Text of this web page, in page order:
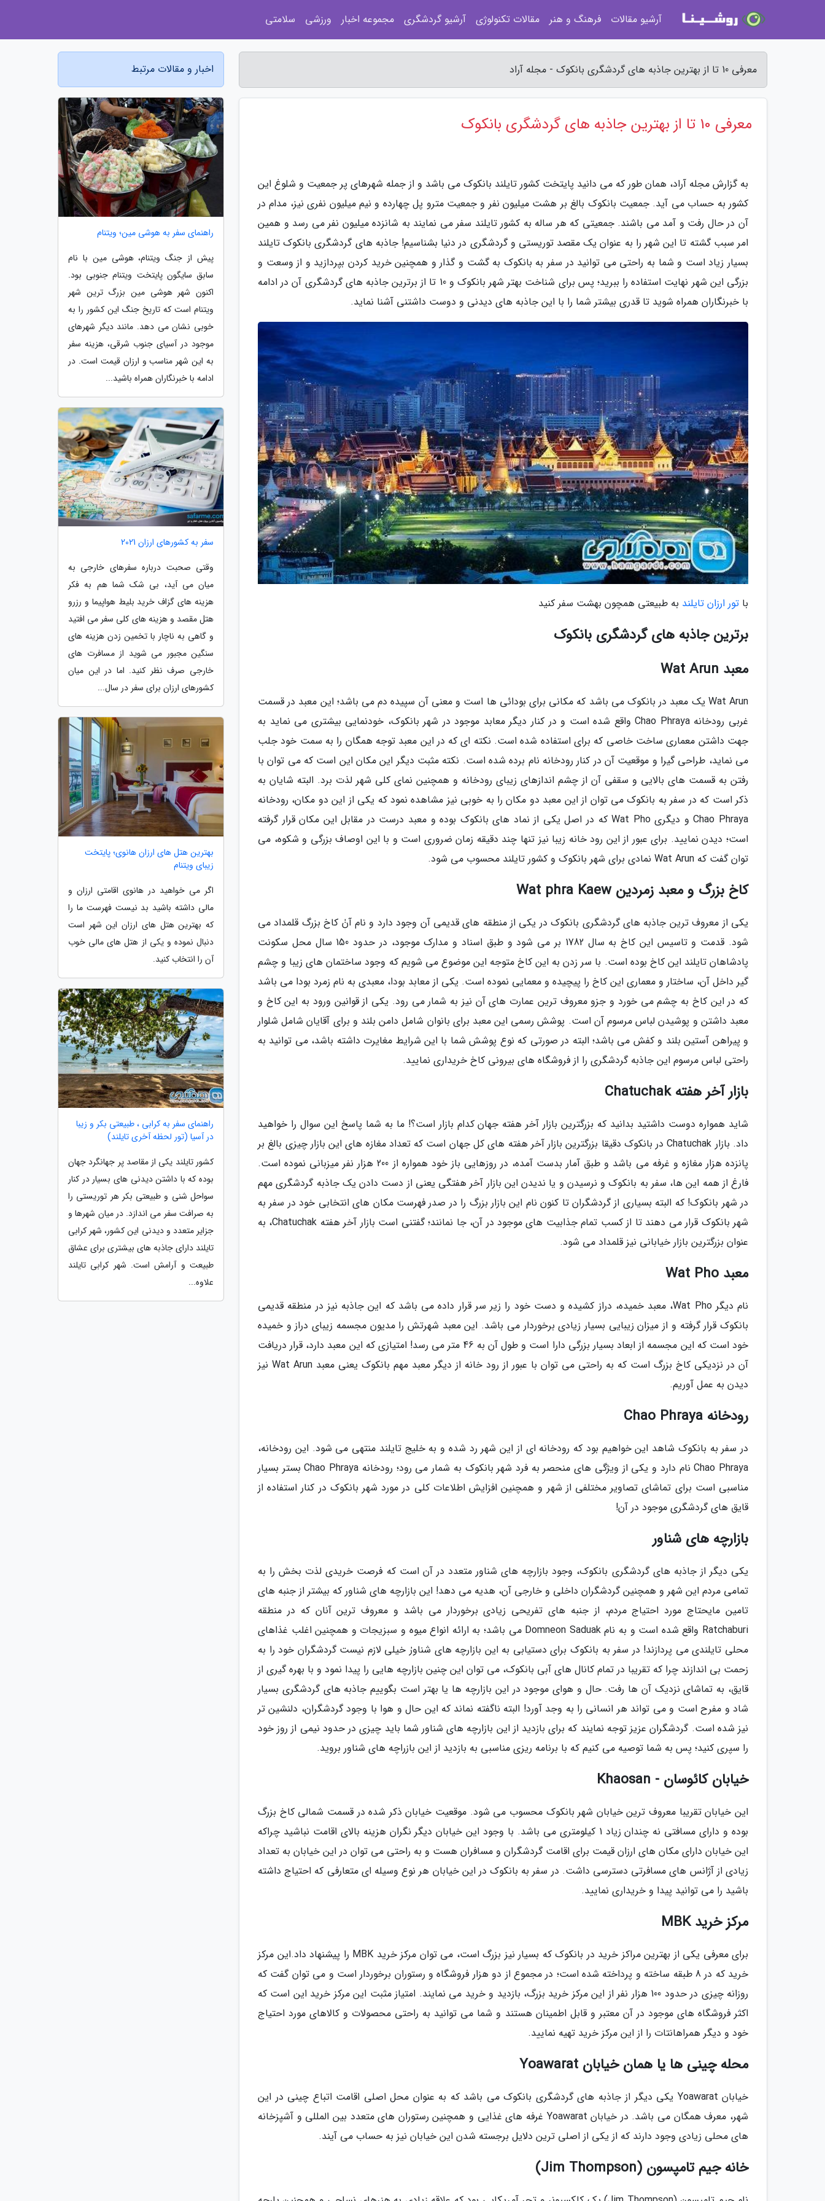
معرفی 10 تا از بهترین جاذبه های گردشگری بانکوک - مجله آراد
معرفی 10 تا از بهترین جاذبه های گردشگری بانکوک
به گزارش مجله آراد، همان طور که می دانید پایتخت کشور تایلند بانکوک می باشد و از جمله شهرهای پر جمعیت و شلوغ این
کشور به حساب می آید. جمعیت بانکوک بالغ بر هشت میلیون نفر و جمعیت مترو پل چهارده و نیم میلیون نفری نیز، مدام در
آن در حال رفت و آمد می باشند. جمعیتی که هر ساله به کشور تایلند سفر می نمایند به شانزده میلیون نفر می رسد و همین
امر سبب گشته تا این شهر را به عنوان یک مقصد توریستی و گردشگری در دنیا بشناسیم! جاذبه های گردشگری بانکوک تایلند
بسیار زیاد است و شما به راحتی می توانید در سفر به بانکوک به گشت و گذار و همچنین خرید کردن بپردازید و از وسعت و
بزرگی این شهر نهایت استفاده را ببرید؛ پس برای شناخت بهتر شهر بانکوک و 10 تا از برترین جاذبه های گردشگری آن در ادامه
با خبرنگاران همراه شوید تا قدری بیشتر شما را با این جاذبه های دیدنی و دوست داشتنی آشنا نماید.
با تور ارزان تایلند به طبیعتی همچون بهشت سفر کنید
برترین جاذبه های گردشگری بانکوک
معبد Wat Arun
Wat Arun یک معبد در بانکوک می باشد که مکانی برای بودائی ها است و معنی آن سپیده دم می باشد؛ این معبد در قسمت
غربی رودخانه Chao Phraya واقع شده است و در کنار دیگر معابد موجود در شهر بانکوک، خودنمایی بیشتری می نماید به
جهت داشتن معماری ساخت خاصی که برای استفاده شده است. نکته ای که در این معبد توجه همگان را به سمت خود جلب
می نماید، طراحی گیرا و موقعیت آن در کنار رودخانه نام برده شده است. نکته مثبت دیگر این مکان این است که می توان با
رفتن به قسمت های بالایی و سقفی آن از چشم اندازهای زیبای رودخانه و همچنین نمای کلی شهر لذت برد. البته شایان به
ذکر است که در سفر به بانکوک می توان از این معبد دو مکان را به خوبی نیز مشاهده نمود که یکی از این دو مکان، رودخانه
Chao Phraya و دیگری Wat Pho که در اصل یکی از نماد های بانکوک بوده و معبد درست در مقابل این مکان قرار گرفته
است؛ دیدن نمایید. برای عبور از این رود خانه زیبا نیز تنها چند دقیقه زمان ضروری است و با این اوصاف بزرگی و شکوه، می
توان گفت که Wat Arun نمادی برای شهر بانکوک و کشور تایلند محسوب می شود.
کاخ بزرگ و معبد زمردین Wat phra Kaew
یکی از معروف ترین جاذبه های گردشگری بانکوک در یکی از منطقه های قدیمی آن وجود دارد و نام آنٰ کاخ بزرگ قلمداد می
شود. قدمت و تاسیس این کاخ به سال 1782 بر می شود و طبق اسناد و مدارک موجود، در حدود 150 سال محل سکونت
پادشاهان تایلند این کاخ بوده است. با سر زدن به این کاخ متوجه این موضوع می شویم که وجود ساختمان های زیبا و چشم
گیر داخل آن، ساختار و معماری این کاخ را پیچیده و معمایی نموده است. یکی از معابد بودا، معبدی به نام زمرد بودا می باشد
که در این کاخ به چشم می خورد و جزو معروف ترین عمارت های آن نیز به شمار می رود. یکی از قوانین ورود به این کاخ و
معبد داشتن و پوشیدن لباس مرسوم آن است. پوشش رسمی این معبد برای بانوان شامل دامن بلند و برای آقایان شامل شلوار
و پیراهن آستین بلند و کفش می باشد؛ البته در صورتی که نوع پوشش شما با این شرایط مغایرت داشته باشد، می توانید به
راحتی لباس مرسوم این جاذبه گردشگری را از فروشگاه های بیرونی کاخ خریداری نمایید.
بازار آخر هفته Chatuchak
شاید همواره دوست داشتید بدانید که بزرگترین بازار آخر هفته جهان کدام بازار است؟! ما به شما پاسخ این سوال را خواهید
داد. بازار Chatuchak در بانکوک دقیقا بزرگترین بازار آخر هفته های کل جهان است که تعداد مغازه های این بازار چیزی بالغ بر
پانزده هزار مغازه و غرفه می باشد و طبق آمار بدست آمده، در روزهایی باز خود همواره از 200 هزار نفر میزبانی نموده است.
فارغ از همه این ها، سفر به بانکوک و نرسیدن و یا ندیدن این بازار آخر هفتگی یعنی از دست دادن یک جاذبه گردشگری مهم
در شهر بانکوک! که البته بسیاری از گردشگران تا کنون نام این بازار بزرگ را در صدر فهرست مکان های انتخابی خود در سفر به
شهر بانکوک قرار می دهند تا از کسب تمام جذابیت های موجود در آن، جا نمانند؛ گفتنی است بازار آخر هفته Chatuchak، به
عنوان بزرگترین بازار خیابانی نیز قلمداد می شود.
معبد Wat Pho
نام دیگر Wat Pho، معبد خمیده، دراز کشیده و دست خود را زیر سر قرار داده می باشد که این جاذبه نیز در منطقه قدیمی
بانکوک قرار گرفته و از میزان زیبایی بسیار زیادی برخوردار می باشد. این معبد شهرتش را مدیون مجسمه زیبای دراز و خمیده
خود است که این مجسمه از ابعاد بسیار بزرگی دارا است و طول آن به 46 متر می رسد! امتیازی که این معبد دارد، قرار دریافت
آن در نزدیکی کاخ بزرگ است که به راحتی می توان با عبور از رود خانه از دیگر معبد مهم بانکوک یعنی معبد Wat Arun نیز
دیدن به عمل آوریم.
رودخانه Chao Phraya
در سفر به بانکوک شاهد این خواهیم بود که رودخانه ای از این شهر رد شده و به خلیج تایلند منتهی می شود. این رودخانه،
Chao Phraya نام دارد و یکی از ویژگی های منحصر به فرد شهر بانکوک به شمار می رود؛ رودخانه Chao Phraya بستر بسیار
مناسبی است برای تماشای تصاویر مختلفی از شهر و همچنین افزایش اطلاعات کلی در مورد شهر بانکوک در کنار استفاده از
قایق های گردشگری موجود در آن!
بازارچه های شناور
یکی دیگر از جاذبه های گردشگری بانکوک، وجود بازارچه های شناور متعدد در آن است که فرصت خریدی لذت بخش را به
تمامی مردم این شهر و همچنین گردشگران داخلی و خارجی آن، هدیه می دهد! این بازارچه های شناور که بیشتر از جنبه های
تامین مایحتاج مورد احتیاج مردم، از جنبه های تفریحی زیادی برخوردار می باشد و معروف ترین آنان که در منطقه
Ratchaburi واقع شده است و به نام Domneon Saduak می باشد؛ به ارائه انواع میوه و سبزیجات و همچنین اغلب غذاهای
محلی تایلندی می پردازند! در سفر به بانکوک برای دستیابی به این بازارچه های شناورٰ خیلی لازم نیست گردشگران خود را به
زحمت بی اندازند چرا که تقریبا در تمام کانال های آبی بانکوک، می توان این چنین بازارچه هایی را پیدا نمود و با بهره گیری از
قایق، به تماشای نزدیک آن ها رفت. حال و هوای موجود در این بازارچه ها یا بهتر است بگوییم جاذبه های گردشگری بسیار
شاد و مفرح است و می تواند هر انسانی را به وجد آورد! البته ناگفته نماند که این حال و هوا با وجود گردشگران، دلنشین تر
نیز شده است. گردشگران عزیز توجه نمایند که برای بازدید از این بازارچه های شناور شما باید چیزی در حدود نیمی از روز خود
را سپری کنید؛ پس به شما توصیه می کنیم که با برنامه ریزی مناسبی به بازدید از این بازراچه های شناور بروید.
خیابان کائوسان - Khaosan
این خیابان تقریبا معروف ترین خیابان شهر بانکوک محسوب می شود. موقعیت خیابان ذکر شده در قسمت شمالی کاخ بزرگ
بوده و دارای مسافتی نه چندان زیاد 1 کیلومتری می باشد. با وجود این خیابان دیگر نگران هزینه بالای اقامت نباشید چراکه
این خیابان دارای مکان های ارزان قیمت برای اقامت گردشگران و مسافران هست و به راحتی می توان در این خیابان به تعداد
زیادی از آژانس های مسافرتی دسترسی داشت. در سفر به بانکوک در این خیابان هر نوع وسیله ای متعارفی که احتیاج داشته
باشید را می توانید پیدا و خریداری نمایید.
مرکز خرید MBK
برای معرفی یکی از بهترین مراکز خرید در بانکوک که بسیار نیز بزرگ است، می توان مرکز خرید MBK را پیشنهاد داد.این مرکز
خرید که در 8 طبقه ساخته و پرداخته شده است؛ در مجموع از دو هزار فروشگاه و رستوران برخوردار است و می توان گفت که
روزانه چیزی در حدود 100 هزار نفر از این مرکز خرید بزرگ، بازدید و خرید می نمایند. امتیاز مثبت این مرکز خرید این است که
اکثر فروشگاه های موجود در آن معتبر و قابل اطمینان هستند و شما می توانید به راحتی محصولات و کالاهای مورد احتیاج
خود و دیگر همراهانتات را از این مرکز خرید تهیه نمایید.
محله چینی ها یا همان خیابان Yoawarat
خیابان Yoawarat یکی دیگر از جاذبه های گردشگری بانکوک می باشد که به عنوان محل اصلی اقامت اتباع چینی در این
شهر، معرف همگان می باشد. در خیابان Yoawarat غرفه های غذایی و همچنین رستوران های متعدد بین المللی و آشپزخانه
های محلی زیادی وجود دارند که از یکی از اصلی ترین دلایل برجسته شدن این خیابان نیز به حساب می آیند.
خانه جیم تامپسون (Jim Thompson)
اخبار و مقالات مرتبط
راهنمای سفر به هوشی مین؛ ویتنام
پیش از جنگ ویتنام، هوشی مین با نام
سابق سایگون پایتخت ویتنام جنوبی بود.
اکنون شهر هوشی مین بزرگ ترین شهر
ویتنام است که تاریخ جنگ این کشور را به
خوبی نشان می دهد. مانند دیگر شهرهای
موجود در آسیای جنوب شرقی، هزینه سفر
به این شهر مناسب و ارزان قیمت است. در
ادامه با خبرنگاران همراه باشید...
سفر به کشورهای ارزان 2021
وقتی صحبت درباره سفرهای خارجی به
میان می آید، بی شک شما هم به فکر
هزینه های گزاف خرید بلیط هواپیما و رزرو
هتل مقصد و هزینه های کلی سفر می افتید
و گاهی به ناچار با تخمین زدن هزینه های
سنگین مجبور می شوید از مسافرت های
خارجی صرف نظر کنید. اما در این میان
کشورهای ارزان برای سفر در سال...
بهترین هتل های ارزان هانوی؛ پایتخت
زیبای ویتنام
اگر می خواهید در هانوی اقامتی ارزان و
مالی داشته باشید بد نیست فهرست ما را
که بهترین هتل های ارزان این شهر است
دنبال نموده و یکی از هتل های مالی خوب
آن را انتخاب کنید.
راهنمای سفر به کرابی ، طبیعتی بکر و زیبا
در آسیا (تور لحظه آخری تایلند)
کشور تایلند یکی از مقاصد پر جهانگرد جهان
بوده که با داشتن دیدنی های بسیار در کنار
سواحل شنی و طبیعتی بکر هر توریستی را
به صرافت سفر می اندازد. در میان شهرها و
جزایر متعدد و دیدنی این کشور، شهر کرابی
تایلند دارای جاذبه های بیشتری برای عشاق
طبیعت و آرامش است. شهر کرابی تایلند
علاوه...
آرشیو مقالات فرهنگ و هنر مقالات تکنولوژی آرشیو گردشگری مجموعه اخبار ورزشی سلامتی